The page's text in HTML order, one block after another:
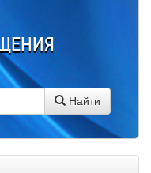
Найти